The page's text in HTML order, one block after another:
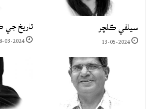
سيلفي ڪلچر
13-05-2024
تاريخ
03-2024